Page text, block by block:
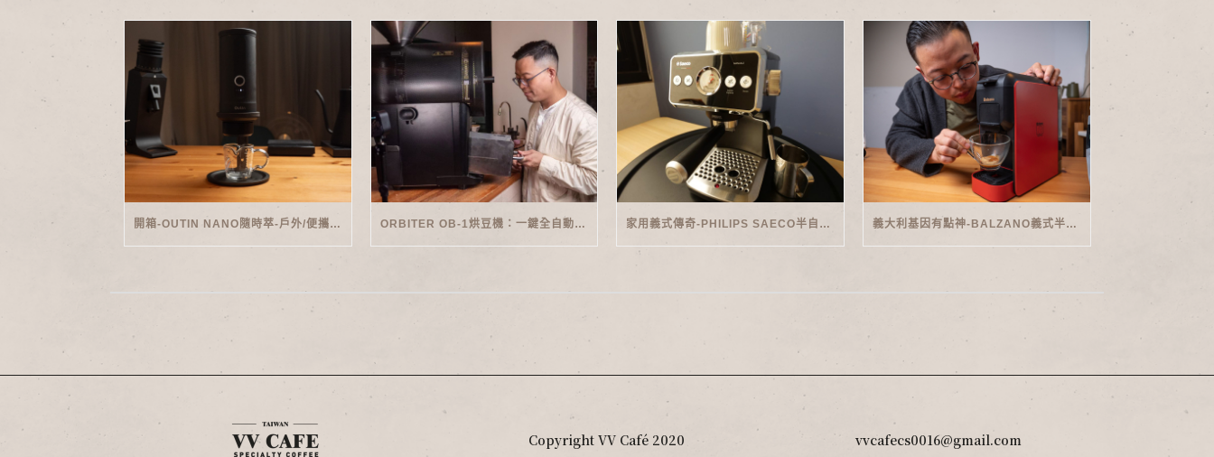
開箱-OUTIN NANO隨時萃-戶外/便攜義式機 ORBITER OB-1烘豆機：一鍵全自動智能烘焙體驗 家用義式傳奇-PHILIPS SAECO半自動義式咖啡機(EMS5110)開箱 義大利基因有點神-BALZANO義式半自動雙膠囊3 IN 1咖啡機開箱
Copyright VV Café 2020 vvcafecs0016@gmail.com